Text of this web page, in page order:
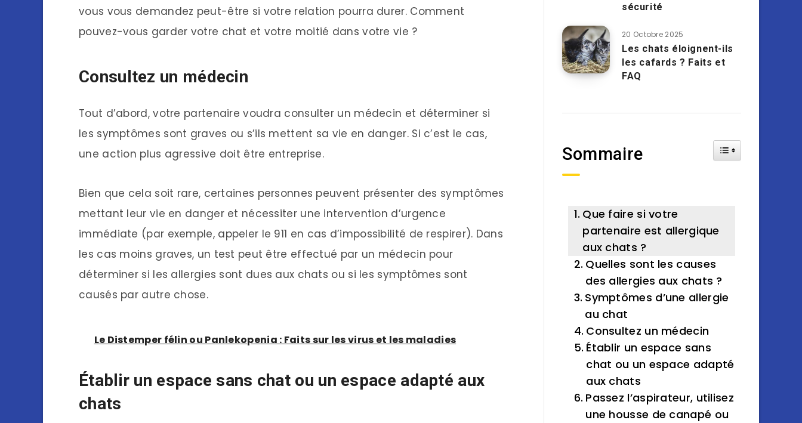
vous vous demandez peut-être si votre relation pourra durer. Comment
pouvez-vous garder votre chat et votre moitié dans votre vie ?
Consultez un médecin
Tout d’abord, votre partenaire voudra consulter un médecin et déterminer si
les symptômes sont graves ou s’ils mettent sa vie en danger. Si c’est le cas,
une action plus agressive doit être entreprise.
Bien que cela soit rare, certaines personnes peuvent présenter des symptômes
mettant leur vie en danger et nécessiter une intervention d’urgence
immédiate (par exemple, appeler le 911 en cas d’impossibilité de respirer). Dans
les cas moins graves, un test peut être effectué par un médecin pour
déterminer si les allergies sont dues aux chats ou si les symptômes sont
causés par autre chose.
Le Distemper félin ou Panlekopenia : Faits sur les virus et les maladies
Établir un espace sans chat ou un espace adapté aux
chats
sécurité
20 Octobre 2025
Les chats éloignent-ils
les cafards ? Faits et
FAQ
Sommaire Toggle Table of
Que faire si votre
partenaire est allergique
aux chats ?
Quelles sont les causes
des allergies aux chats ?
Symptômes d’une allergie
au chat
Consultez un médecin
Établir un espace sans
chat ou un espace adapté
aux chats
Passez l’aspirateur, utilisez
une housse de canapé ou